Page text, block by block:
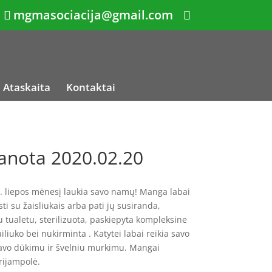
mgmasociacija@gmail.com
Ataskaita Kontaktai
2020.02.20
liepos mėnesį laukia savo namų! Manga labai
su žaisliukais arba pati jų susiranda,
sterilizuota, paskiepyta kompleksine
bei nukirminta . Katytei labai reikia savo
dūkimu ir švelniu murkimu. Mangai